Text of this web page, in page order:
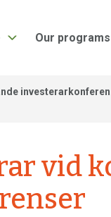
Our programs
vid